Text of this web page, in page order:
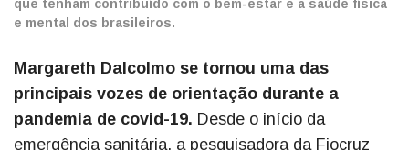
que tenham contribuído com o bem-estar e a saúde física
e mental dos brasileiros.
Margareth Dalcolmo se tornou uma das
principais vozes de orientação durante a
pandemia de covid-19. Desde o início da
emergência sanitária, a pesquisadora da Fiocruz